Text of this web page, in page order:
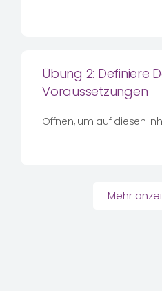
Übung 2: Definiere
Voraussetzungen
Öffnen, um auf diesen
Mehr